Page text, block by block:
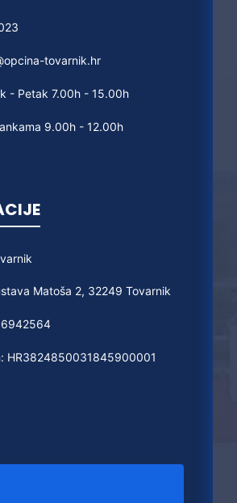
tovarnik.hr
- Petak 7.00h - 15.00h
9.00h - 12.00h
Matoša 2, 32249 Tovarnik
HR3824850031845900001